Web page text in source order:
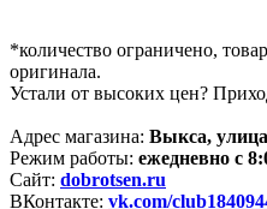
*количество ограничено,
оригинала.
Устали от высоких цен?
Адрес магазина: Выкса,
Режим работы: ежедневно с
Сайт: dobrotsen.ru
ВКонтакте: vk.com/